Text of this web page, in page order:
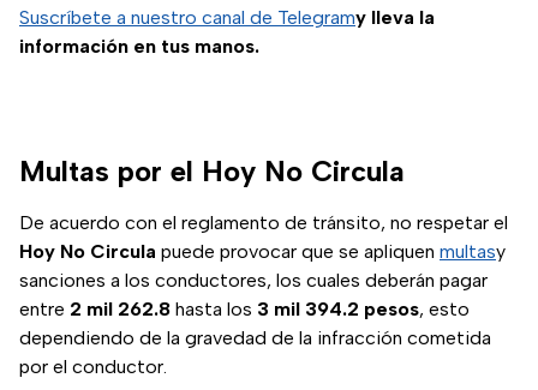
Suscríbete a nuestro canal de Telegramy lleva la
información en tus manos.
Multas por el Hoy No Circula
De acuerdo con el reglamento de tránsito, no respetar el
Hoy No Circula puede provocar que se apliquen multasy
sanciones a los conductores, los cuales deberán pagar
entre 2 mil 262.8 hasta los 3 mil 394.2 pesos, esto
dependiendo de la gravedad de la infracción cometida
por el conductor.